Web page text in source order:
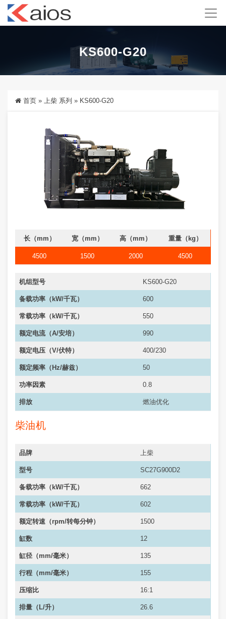
KS600-G20
首页 » 上柴 系列 » KS600-G20
长（mm） 宽（mm） 高（mm） 重量（kg）
4500 1500 2000 4500
机组型号 KS600-G20
备载功率（kW/千瓦） 600
常载功率（kW/千瓦） 550
额定电流（A/安培） 990
额定电压（V/伏特） 400/230
额定频率（Hz/赫兹） 50
功率因素 0.8
排放 燃油优化
柴油机
品牌 上柴
型号 SC27G900D2
备载功率（kW/千瓦） 662
常载功率（ kW/千瓦） 602
额定转速（rpm/转每分钟） 1500
缸数 12
缸径（mm/毫米） 135
行程（mm/毫米） 155
压缩比 16:1
排量（L/升） 26.6